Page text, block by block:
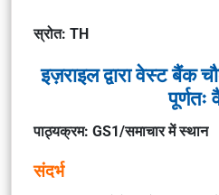
स्रोत: TH
इज़राइल द्वारा वेस्ट बैंक
पूर्णतः
पाठ्यक्रम: GS1/समाचार में स्थान
संदर्भ